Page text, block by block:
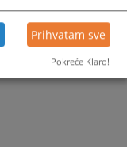
Prihvatam sve
Pokreće Klaro!